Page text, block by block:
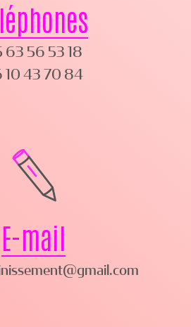
63 56 53 18
10 43 70 84
E-mail